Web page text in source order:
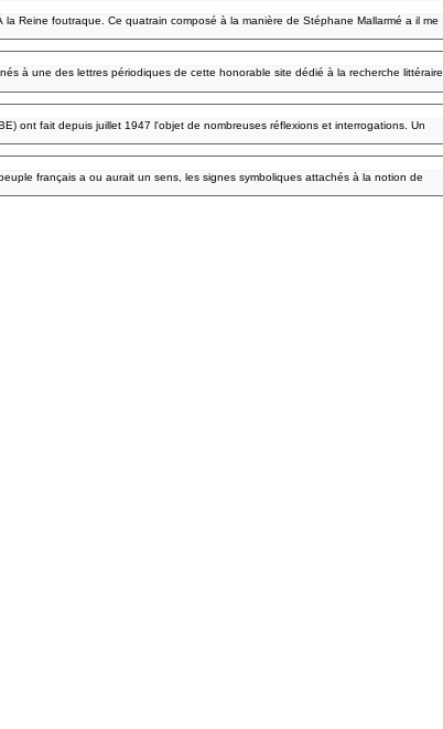
Reine foutraque. Ce quatrain composé à la manière de Stéphane Mallarmé a il me
à une des lettres périodiques de cette honorable site dédié à la recherche littéraire
ont fait depuis juillet 1947 l'objet de nombreuses réflexions et interrogations. Un
français a ou aurait un sens, les signes symboliques attachés à la notion de